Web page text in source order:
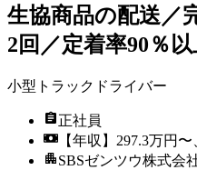
生協商品の配送／
2回／定着率90％
小型トラックドライバー
正社員
【年収】297.3万円
SBSゼンツウ株式会